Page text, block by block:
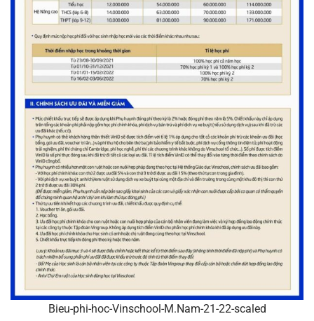
Bieu-phi-hoc-Vinschool-M.Nam-21-22-scaled